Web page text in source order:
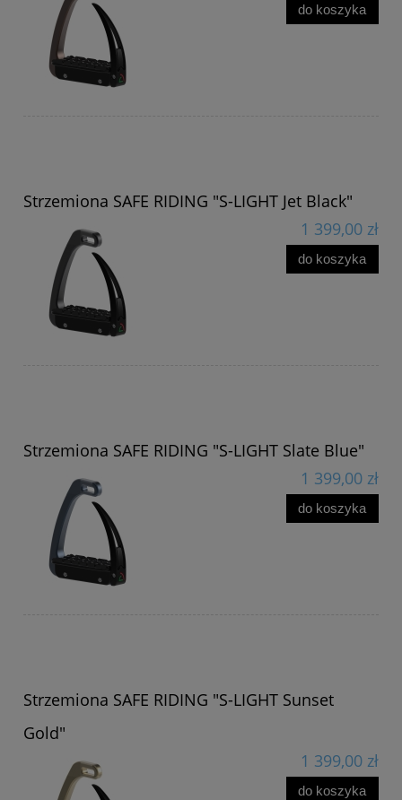
do koszyka
Strzemiona SAFE RIDING "S-LIGHT Jet Black"
1 399,00 zł
do koszyka
Strzemiona SAFE RIDING "S-LIGHT Slate Blue"
1 399,00 zł
do koszyka
Strzemiona SAFE RIDING "S-LIGHT Sunset
Gold"
1 399,00 zł
do koszyka